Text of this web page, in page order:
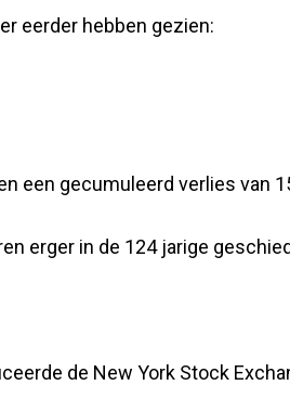
eerder hebben gezien:
een gecumuleerd verlies van
erger in de 124 jarige
de New York Stock